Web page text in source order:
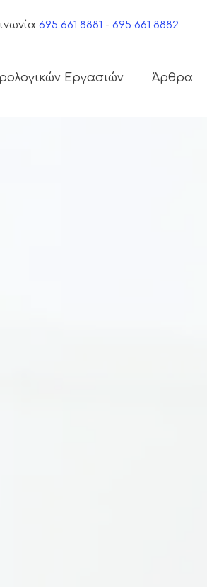
695 661 8881 - 695 661 8882
Εργασιών Άρθρα